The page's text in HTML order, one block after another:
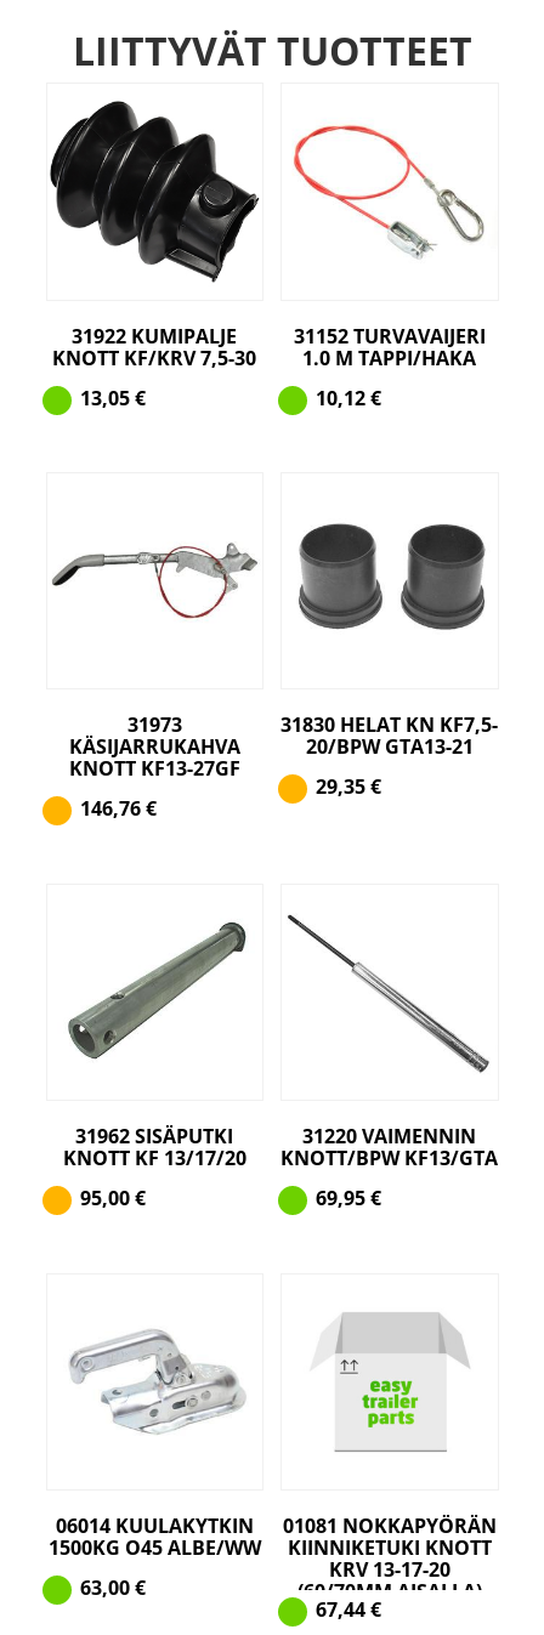
LIITTYVÄT TUOTTEET
31922 KUMIPALJE
KNOTT KF/KRV 7,5-30
13,05€
31152 TURVAVAIJERI
1.0 M TAPPI/HAKA
10,12€
31973
KÄSIJARRUKAHVA
KNOTT KF13-27GF
146,76€
31830 HELAT KN KF7,5-
20/BPW GTA13-21
29,35€
31962 SISÄPUTKI
KNOTT KF 13/17/20
95,00€
31220 VAIMENNIN
KNOTT/BPW KF13/GTA
69,95€
06014 KUULAKYTKIN
1500KG O45 ALBE/WW
63,00€
01081 NOKKAPYÖRÄN
KIINNIKETUKI KNOTT
KRV 13-17-20
(60/70MM AISALLA)
67,44€